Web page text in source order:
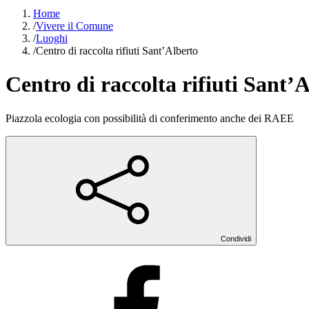
Home
/Vivere il Comune
/Luoghi
/Centro di raccolta rifiuti Sant’Alberto
Centro di raccolta rifiuti
Piazzola ecologia con possibilità di conferimento anche dei RAEE
Condividi